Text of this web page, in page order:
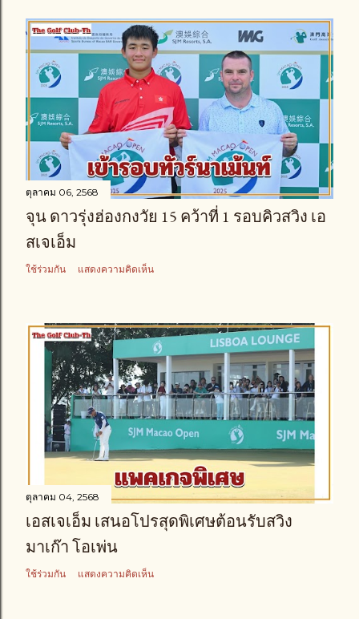
ตุลาคม 06, 2568
จุน ดาวรุ่งฮ่องกงวัย 15 คว้าที่ 1 รอบคิวสวิง เอ
สเจเอ็ม
ใช้ร่วมกัน แสดงความคิดเห็น
ตุลาคม 04, 2568
เอสเจเอ็ม เสนอโปรสุดพิเศษต้อนรับสวิง
มาเก๊า โอเพ่น
ใช้ร่วมกัน แสดงความคิดเห็น